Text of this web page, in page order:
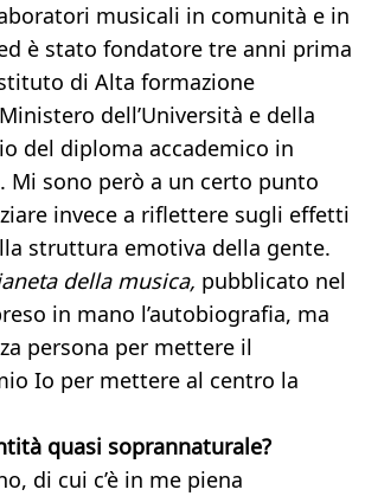
musicali in comunità e in
è stato fondatore tre anni prima
di Alta formazione
dell’Università e della
del diploma accademico in
Mi sono però a un certo punto
invece a riflettere sugli effetti
struttura emotiva della gente.
della musica, pubblicato nel
in mano l’autobiografia, ma
persona per mettere il
Io per mettere al centro la
quasi soprannaturale?
di cui c’è in me piena